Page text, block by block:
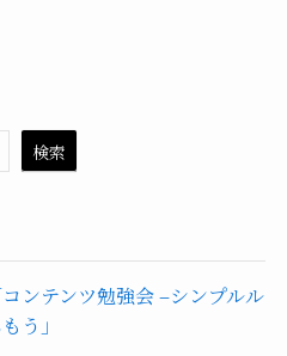
検索
ンテンツ勉強会 –シンプルル
う」